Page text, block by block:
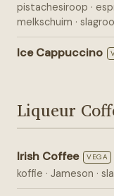
pistachesiroop ·
melkschuim ·
Ice Cappuccino
Liqueur
Irish Coffee VEGA
koffie · Jameson ·